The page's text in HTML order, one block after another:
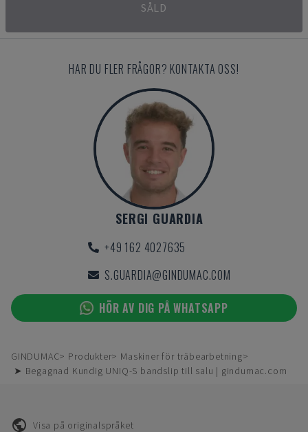
SÅLD
HAR DU FLER FRÅGOR? KONTAKTA OSS!
SERGI GUARDIA
+49 162 4027635
S.GUARDIA@GINDUMAC.COM
HÖR AV DIG PÅ WHATSAPP
GINDUMAC Produkter
Maskiner för träbearbetning
➤ Begagnad Kundig UNIQ-S bandslip till salu | gindumac.com
Visa på originalspråket